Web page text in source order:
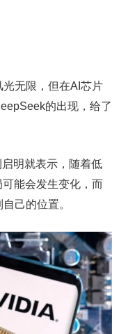
光无限，但在AI芯片
的出现，给了
明就表示，随着低
能会发生变化，而
己的位置。